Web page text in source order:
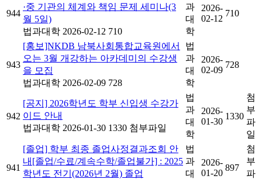
944
·중 기관의 체계와 책임 문제 세미나(3
월 5일)
법과대학 2026-02-12 710
과
대
학
2026-
02-12
710
943
[홍보]NKDB 남북사회통합교육원에서
오는 3월 개강하는 아카데미의 수강생
을 모집
법과대학 2026-02-09 728
법
과
대
학
2026-
02-09
728
942
[공지] 2026학년도 학부 신입생 수강가
이드 안내
법과대학 2026-01-30 1330 첨부파일
법
과
대
학
2026-
01-30
1330
첨
부
파
일
941
[졸업] 학부 최종 졸업사정결과조회 안
내[졸업/수료/계속수학/졸업불가] : 2025
학년도 전기(2026년 2월) 졸업
법
과
대
2026-
01-20
897
첨
부
파